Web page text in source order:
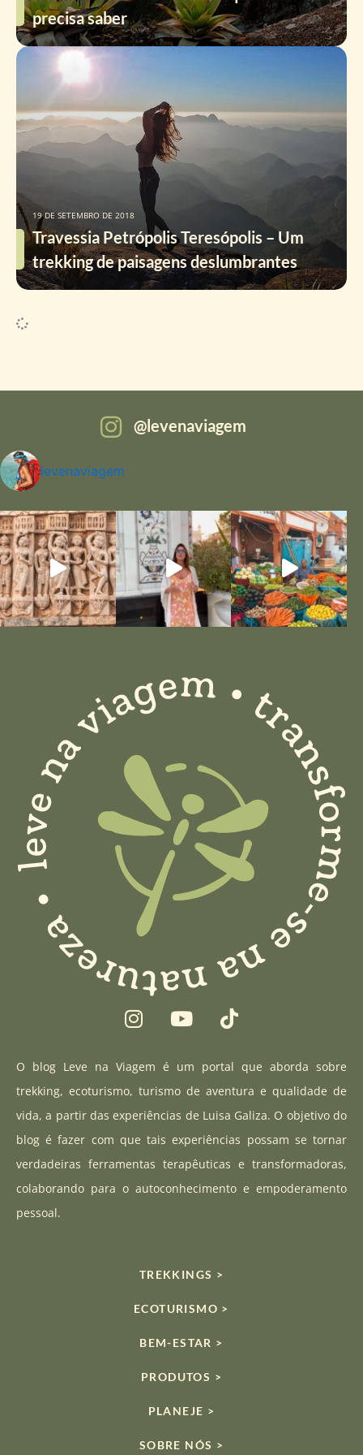
precisa saber
Travessia Petrópolis Teresópolis – Um
trekking de paisagens deslumbrantes
19 DE SETEMBRO DE 2018
levenaviagem
levenaviagem
I
n
t
a
g
a
m
Y
o
t
u
b
T
i
t
o
k
O blog Leve na Viagem é um portal que aborda sobre
trekking, ecoturismo, turismo de aventura e qualidade de
vida, a partir das experiências de Luisa Galiza. O objetivo do
blog é fazer com que tais experiências possam se tornar
verdadeiras ferramentas terapêuticas e transformadoras,
colaborando para o autoconhecimento e empoderamento
pessoal.
TREKKINGS >
ECOTURISMO >
BEM-ESTAR >
PRODUTOS >
PLANEJE >
SOBRE NÓS >